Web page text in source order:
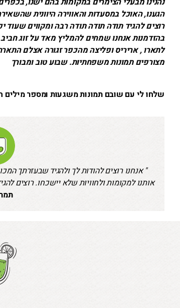
הגענו, האוכל במסעדות והאווירה היוונית
רוצים להגיד תודה תודה תודה רבה ומקווים שעוד
בהזדמנות אנחנו שמחים להמליץ מאד על זוג
לתארו , אריריס ופליצה מהכפר זגורה אצלם
מצורפים תמונות משפחתיות. שבוע טוב ומבורך
שלחו לי עם שובם תמונות משגעות ומספר מילים
" אנחנו רוצים להודות לך ולהגיד שבעזרתך
אותנו למקומות ולחוויות שלא יישכחו. רוצים